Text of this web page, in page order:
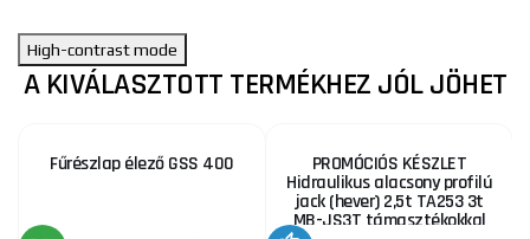
High-contrast mode
A KIVÁLASZTOTT TERMÉKHEZ JÓL JÖHET
Fűrészlap élező GSS 400 PROMÓCIÓS KÉSZLET
Hidraulikus alacsony profilú
jack (hever) 2,5t TA253 3t
MB-JS3T támasztékokkal